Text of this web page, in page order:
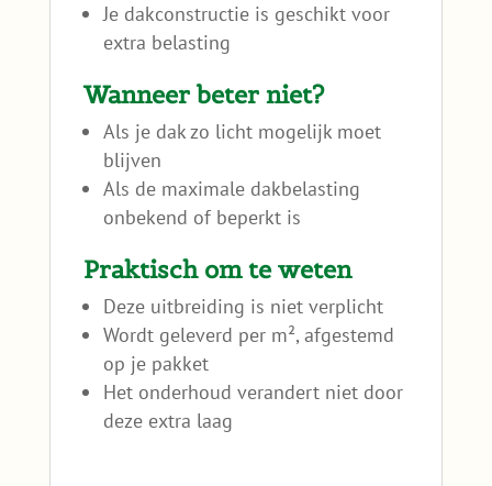
Je dakconstructie is geschikt voor
extra belasting
Wanneer beter niet?
Als je dak zo licht mogelijk moet
blijven
Als de maximale dakbelasting
onbekend of beperkt is
Praktisch om te weten
Deze uitbreiding is niet verplicht
Wordt geleverd per m², afgestemd
op je pakket
Het onderhoud verandert niet door
deze extra laag